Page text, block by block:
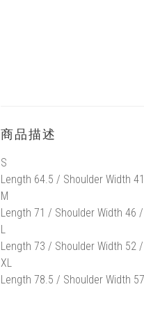
商品描述
S
Length 64.5 / Shoulder Width
M
Length 71 / Shoulder Width 46
L
Length 73 / Shoulder Width 52
XL
Length 78.5 / Shoulder Width